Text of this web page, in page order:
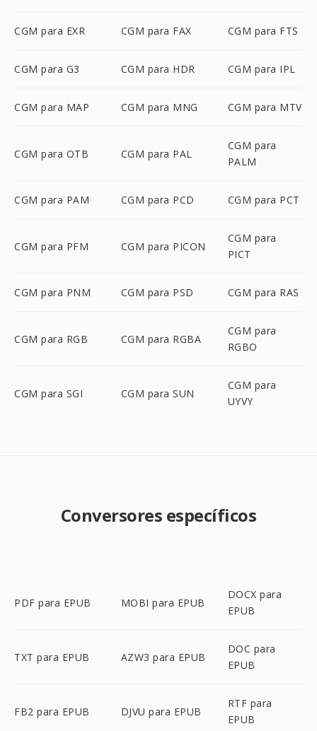
CGM para EXR CGM para FAX CGM para FTS
CGM para G3 CGM para HDR CGM para IPL
CGM para MAP CGM para MNG CGM para MTV
CGM para OTB CGM para PAL
CGM para
PALM
CGM para PAM CGM para PCD CGM para PCT
CGM para PFM CGM para PICON
CGM para
PICT
CGM para PNM CGM para PSD CGM para RAS
CGM para RGB CGM para RGBA
CGM para
RGBO
CGM para SGI CGM para SUN
CGM para
UYVY
Conversores específicos
PDF para EPUB MOBI para EPUB
DOCX para
EPUB
TXT para EPUB AZW3 para EPUB
DOC para
EPUB
FB2 para EPUB DJVU para EPUB
RTF para
EPUB